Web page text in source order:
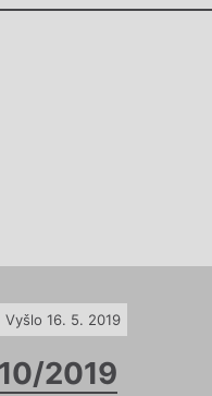
Vyšlo 16. 5. 2019
2019